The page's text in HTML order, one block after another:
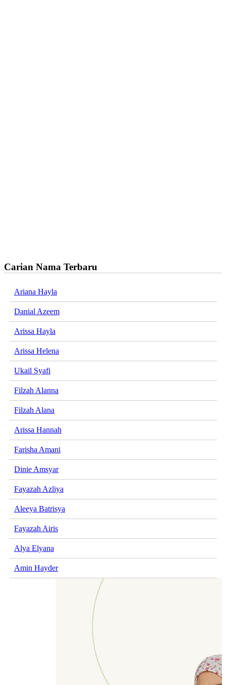
Carian Nama Terbaru
Ariana Hayla
Danial Azeem
Arissa Hayla
Arissa Helena
Ukail Syafi
Filzah Alanna
Filzah Alana
Arissa Hannah
Farisha Amani
Dinie Amsyar
Fayazah Azliya
Aleeya Batrisya
Fayazah Airis
Alya Elyana
Amin Hayder